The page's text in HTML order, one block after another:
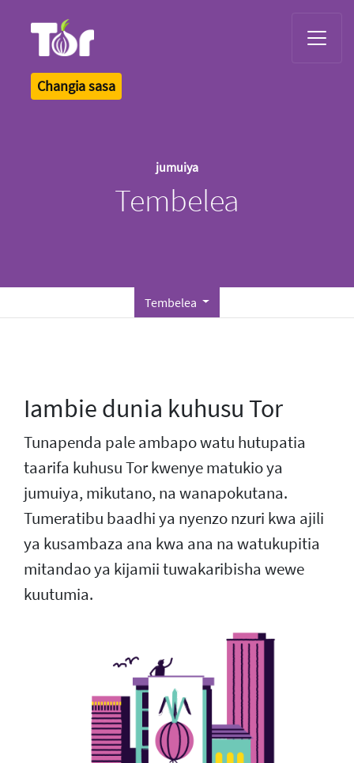
Changia sasa
jumuiya
Tembelea
Tembelea
Iambie dunia kuhusu Tor
Tunapenda pale ambapo watu hutupatia
taarifa kuhusu Tor kwenye matukio ya
jumuiya, mikutano, na wanapokutana.
Tumeratibu baadhi ya nyenzo nzuri kwa ajili
ya kusambaza ana kwa ana na watukupitia
mitandao ya kijamii tuwakaribisha wewe
kuutumia.